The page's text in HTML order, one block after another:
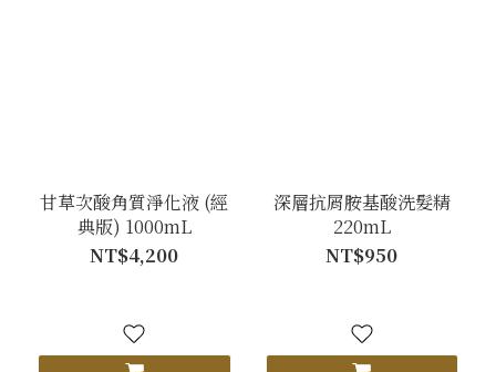
甘草次酸角質淨化液 (經
典版) 1000mL
NT$4,200
深層抗屑胺基酸洗髮精
220mL
NT$950